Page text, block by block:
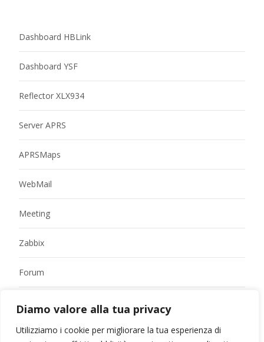
Diamo valore alla tua privacy
Utilizziamo i cookie per migliorare la tua esperienza di
Dashboard HBLink
Dashboard YSF
Reflector XLX934
Server APRS
APRSMaps
WebMail
Meeting
Zabbix
Forum